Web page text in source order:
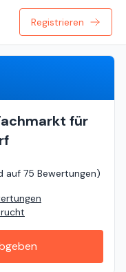
Registrieren
für
auf 75 Bewertungen)